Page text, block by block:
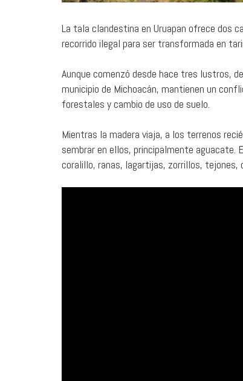
La tala clandestina en Uruapan ofrece dos
recorrido ilegal para ser transformada en
Aunque comenzó desde hace tres lustros,
municipio de Michoacán, mantienen un
forestales y cambio de uso de suelo.
Mientras la madera viaja, a los terrenos
sembrar en ellos, principalmente
coralillo, ranas, lagartijas, zorrillos,